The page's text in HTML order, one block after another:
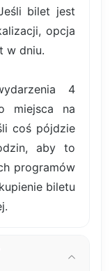
bilet jest
opcja
w dniu.
4
miejsca na
coś pójdzie
aby to
programów
biletu